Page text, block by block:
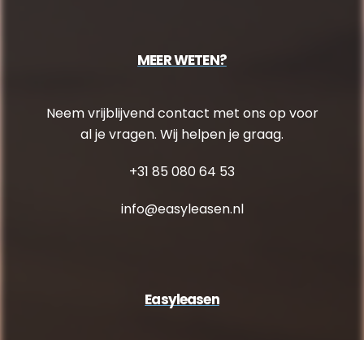
MEER WETEN?
Neem vrijblijvend contact met ons op voor
al je vragen. Wij helpen je graag.
+31 85 080 64 53
info@easyleasen.nl
Easyleasen